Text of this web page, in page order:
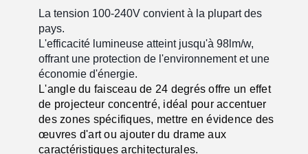
La tension 100-240V convient à la plupart des
pays.
L'efficacité lumineuse atteint jusqu'à 98lm/w,
offrant une protection de l'environnement et une
économie d'énergie.
L'angle du faisceau de 24 degrés offre un effet
de projecteur concentré, idéal pour accentuer
des zones spécifiques, mettre en évidence des
œuvres d'art ou ajouter du drame aux
caractéristiques architecturales.